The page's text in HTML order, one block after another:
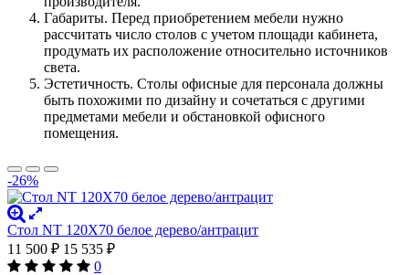
Габариты. Перед приобретением мебели нужно
рассчитать число столов с учетом площади кабинета,
продумать их расположение относительно источников
света.
Эстетичность. Столы офисные для персонала должны
быть похожими по дизайну и сочетаться с другими
предметами мебели и обстановкой офисного
помещения.
-26%
Стол NT 120X70 белое дерево/антрацит
11 500 ₽ 15 535 ₽
0